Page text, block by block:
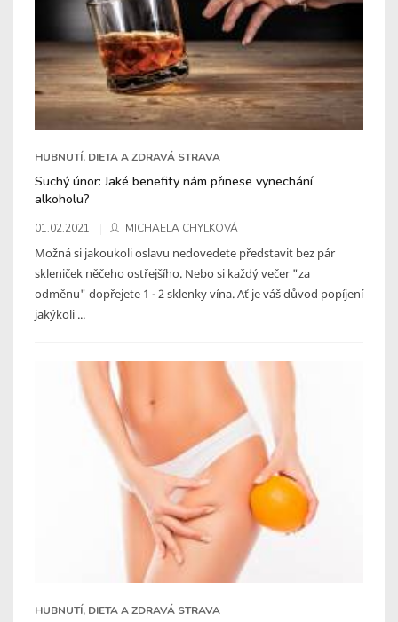
HUBNUTÍ, DIETA A ZDRAVÁ STRAVA
Suchý únor: Jaké benefity nám přinese vynechání
alkoholu?
01.02.2021 MICHAELA CHYLKOVÁ
Možná si jakoukoli oslavu nedovedete představit bez pár
skleniček něčeho ostřejšího. Nebo si každý večer "za
odměnu" dopřejete 1 - 2 sklenky vína. Ať je váš důvod popíjení
jakýkoli ...
HUBNUTÍ, DIETA A ZDRAVÁ STRAVA